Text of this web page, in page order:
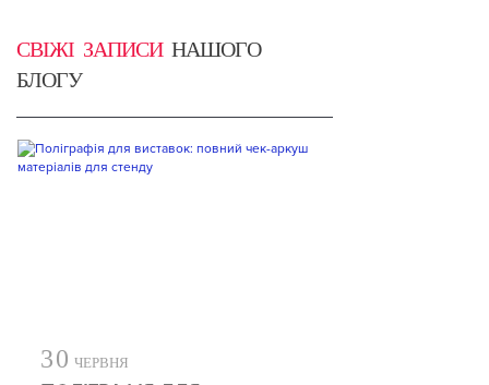
СВІЖІ ЗАПИСИНАШОГО
БЛОГУ
30 ЧЕРВНЯ